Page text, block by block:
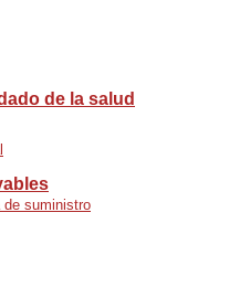
de la salud
de suministro